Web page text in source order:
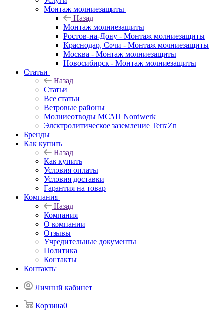
Монтаж молниезащиты
Назад
Монтаж молниезащиты
Ростов-на-Дону - Монтаж молниезащиты
Краснодар, Сочи - Монтаж молниезащиты
Москва - Монтаж молниезащиты
Новосибирск - Монтаж молниезащиты
Статьи
Назад
Статьи
Все статьи
Ветровые районы
Молниеотводы МСАП Nordwerk
Электролитическое заземление TerraZn
Бренды
Как купить
Назад
Как купить
Условия оплаты
Условия доставки
Гарантия на товар
Компания
Назад
Компания
О компании
Отзывы
Учредительные документы
Политика
Контакты
Контакты
Личный кабинет
Корзина0